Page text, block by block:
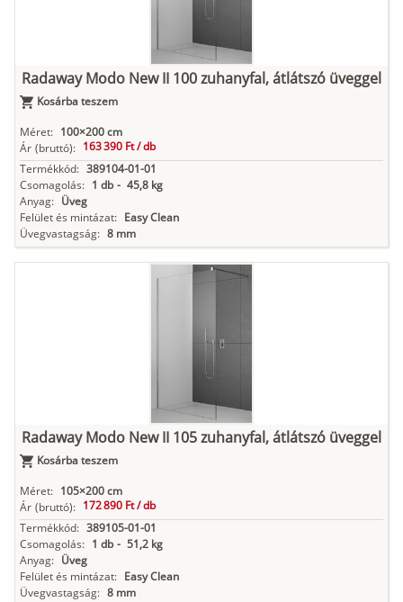
Radaway Modo New II 100 zuhanyfal, átlátszó üveggel
Kosárba teszem
Méret: 100×200 cm
Ár (bruttó): 163 390 Ft /db
Termékkód: 389104-01-01
Csomagolás: 1 db - 45,8 kg
Anyag: Üveg
Felület és mintázat: Easy Clean
Üvegvastagság: 8 mm
Radaway Modo New II 105 zuhanyfal, átlátszó üveggel
Kosárba teszem
Méret: 105×200 cm
Ár (bruttó): 172 890 Ft /db
Termékkód: 389105-01-01
Csomagolás: 1 db - 51,2 kg
Anyag: Üveg
Felület és mintázat: Easy Clean
Üvegvastagság: 8 mm